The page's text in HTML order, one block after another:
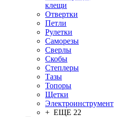
клещи
Отвертки
Петли
Рулетки
Саморезы
Сверлы
Скобы
Степлеры
Тазы
Топоры
Щетки
Электроинструмент
+ ЕЩЕ 22